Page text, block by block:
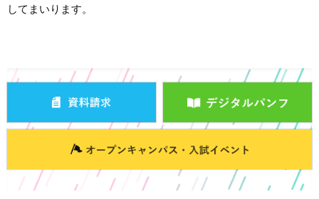
してまいります。